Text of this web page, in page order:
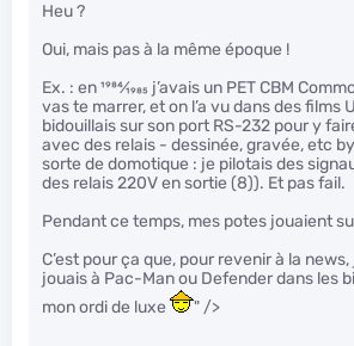
Heu ?
Oui, mais pas à la même époque !
Ex. : en1984⁄1985 j’avais un PET CBM
vas te marrer, et on l’a vu dans des films
bidouillais sur son port RS-232 pour y
avec des relais - dessinée, gravée, etc
sorte de domotique : je pilotais des
des relais 220V en sortie (8)). Et pas fail.
Pendant ce temps, mes potes jouaient
C’est pour ça que, pour revenir à la
jouais à Pac-Man ou Defender dans les
mon ordi de luxe
" />